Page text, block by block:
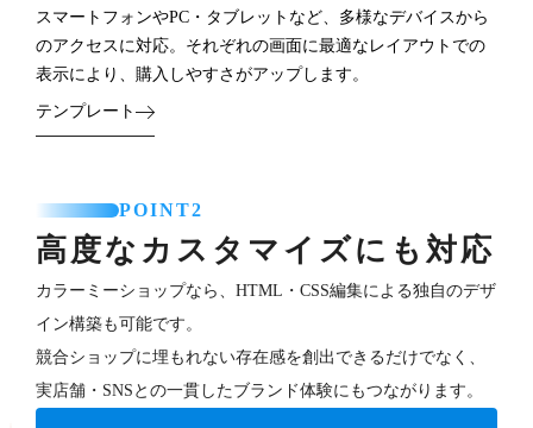
スマートフォンやPC・タブレットなど、多様なデバイスから
のアクセスに対応。それぞれの画面に最適なレイアウトでの
表示により、購入しやすさがアップします。
テンプレート
POINT2
高度なカスタマイズにも対応
カラーミーショップなら、HTML・CSS編集による独自のデザ
イン構築も可能です。
競合ショップに埋もれない存在感を創出できるだけでなく、
実店舗・SNSとの一貫したブランド体験にもつながります。